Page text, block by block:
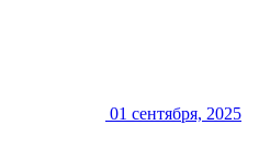
01 сентября, 2025